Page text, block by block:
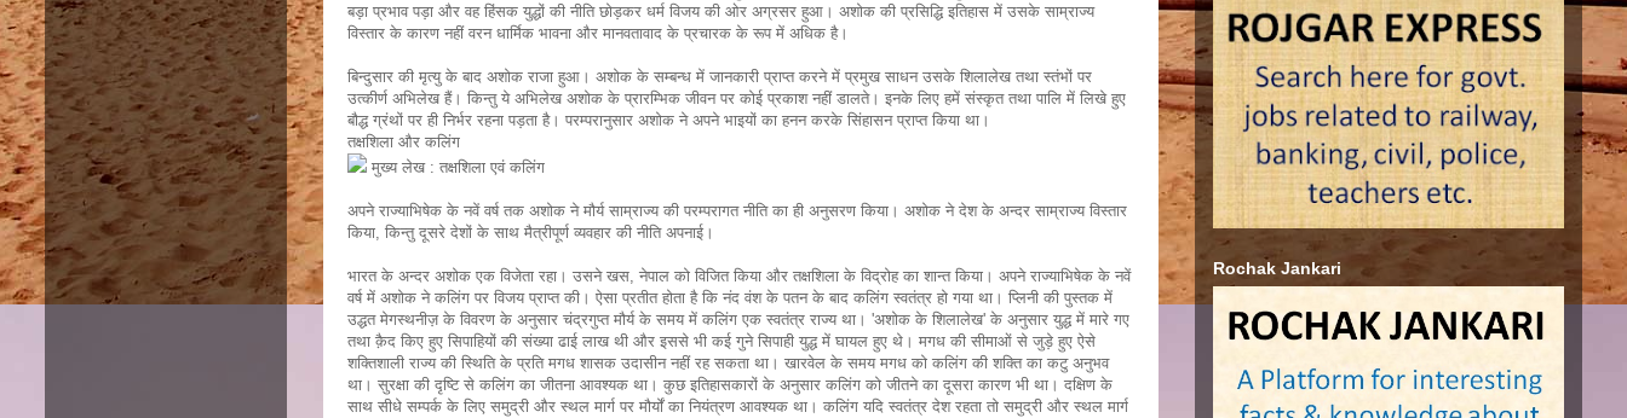
बड़ा प्रभाव पड़ा और वह हिंसक युद्धों की नीति छोड़कर धर्म विजय की ओर अग्रसर हुआ। अशोक की प्रसिद्धि इतिहास में उसके साम्राज्य
विस्तार के कारण नहीं वरन धार्मिक भावना और मानवतावाद के प्रचारक के रूप में अधिक है।
बिन्दुसार की मृत्यु के बाद अशोक राजा हुआ। अशोक के सम्बन्ध में जानकारी प्राप्त करने में प्रमुख साधन उसके शिलालेख तथा स्तंभों पर
उत्कीर्ण अभिलेख हैं। किन्तु ये अभिलेख अशोक के प्रारम्भिक जीवन पर कोई प्रकाश नहीं डालते। इनके लिए हमें संस्कृत तथा पालि में लिखे हुए
बौद्ध ग्रंथों पर ही निर्भर रहना पड़ता है। परम्परानुसार अशोक ने अपने भाइयों का हनन करके सिंहासन प्राप्त किया था।
तक्षशिला और कलिंग
मुख्य लेख : तक्षशिला एवं कलिंग
अपने राज्याभिषेक के नवें वर्ष तक अशोक ने मौर्य साम्राज्य की परम्परागत नीति का ही अनुसरण किया। अशोक ने देश के अन्दर साम्राज्य विस्तार
किया, किन्तु दूसरे देशों के साथ मैत्रीपूर्ण व्यवहार की नीति अपनाई।
भारत के अन्दर अशोक एक विजेता रहा। उसने खस, नेपाल को विजित किया और तक्षशिला के विद्रोह का शान्त किया। अपने राज्याभिषेक के नवें
वर्ष में अशोक ने कलिंग पर विजय प्राप्त की। ऐसा प्रतीत होता है कि नंद वंश के पतन के बाद कलिंग स्वतंत्र हो गया था। प्लिनी की पुस्तक में
उद्धत मेगस्थनीज़ के विवरण के अनुसार चंद्रगुप्त मौर्य के समय में कलिंग एक स्वतंत्र राज्य था। 'अशोक के शिलालेख' के अनुसार युद्ध में मारे गए
तथा क़ैद किए हुए सिपाहियों की संख्या ढाई लाख थी और इससे भी कई गुने सिपाही युद्ध में घायल हुए थे। मगध की सीमाओं से जुड़े हुए ऐसे
शक्तिशाली राज्य की स्थिति के प्रति मगध शासक उदासीन नहीं रह सकता था। खारवेल के समय मगध को कलिंग की शक्ति का कटु अनुभव
था। सुरक्षा की दृष्टि से कलिंग का जीतना आवश्यक था। कुछ इतिहासकारों के अनुसार कलिंग को जीतने का दूसरा कारण भी था। दक्षिण के
साथ सीधे सम्पर्क के लिए समुद्री और स्थल मार्ग पर मौर्यों का नियंत्रण आवश्यक था। कलिंग यदि स्वतंत्र देश रहता तो समुद्री और स्थल मार्ग
Rochak Jankari